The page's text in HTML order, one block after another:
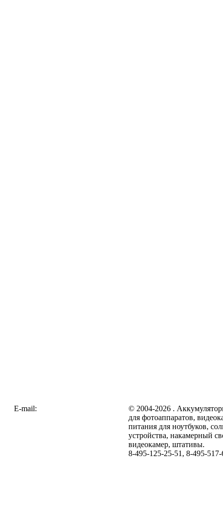
E-mail:
© 2004-2026 .
для фотоаппаратов,
питания для ноутбуков,
устройства, накамерный
видеокамер, штативы.
8-495-125-25-51, 8-495-